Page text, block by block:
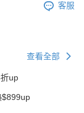
客服
查看全部
up
$899up